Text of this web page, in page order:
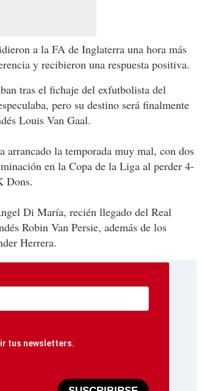
a la FA de Inglaterra una hora más
y recibieron una respuesta positiva.
tras el fichaje del exfutbolista del
pero su destino será finalmente
Louis Van Gaal.
arrancado la temporada muy mal, con dos
en la Copa de la Liga al perder 4-
Dons.
Di María, recién llegado del Real
Robin Van Persie, además de los
Herrera.
tus newsletters.